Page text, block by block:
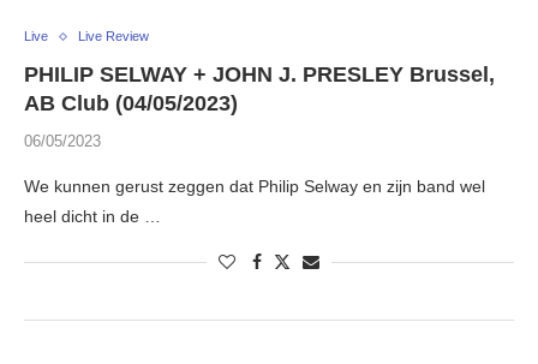
Live Live Review
PHILIP SELWAY + JOHN J. PRESLEY Brussel,
AB Club (04/05/2023)
06/05/2023
We kunnen gerust zeggen dat Philip Selway en zijn band wel
heel dicht in de …